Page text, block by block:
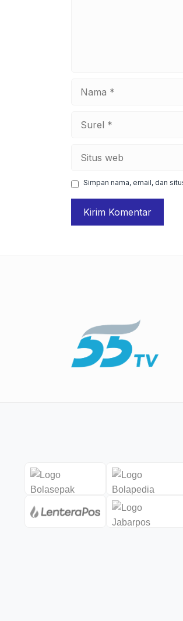
Simpan nama, email, dan